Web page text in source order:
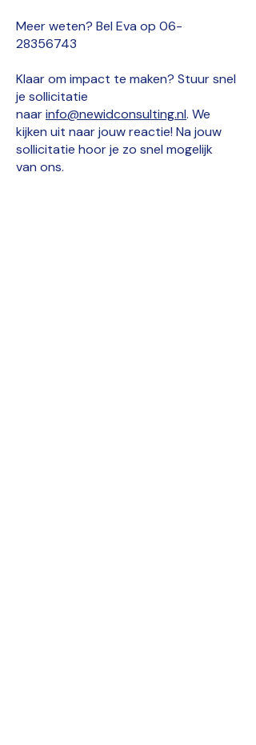
Meer weten? Bel Eva op 06-
28356743
Klaar om impact te maken? Stuur snel
je sollicitatie
naarinfo@newidconsulting.nl. We
kijken uit naar jouw reactie! Na jouw
sollicitatie hoor je zo snel mogelijk
van ons.